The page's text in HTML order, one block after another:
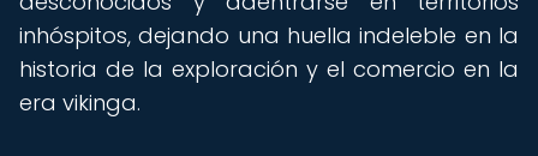
inhóspitos, dejando una huella indeleble en la
historia de la exploración y el comercio en la
era vikinga.